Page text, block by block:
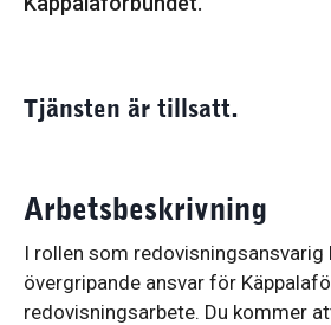
Tjänsten är tillsatt.
Arbetsbeskrivning
I rollen som
övergripande ansvar för
redovisningsarbete. Du kommer